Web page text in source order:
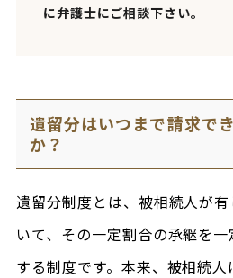
に弁護士にご相談下さい。
遺留分はいつまで請求で
か？
遺留分制度とは、被相続人が
いて、その一定割合の承継を
する制度です。本来、被相続